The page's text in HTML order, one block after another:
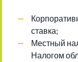
ставка;
Местный
Налогом